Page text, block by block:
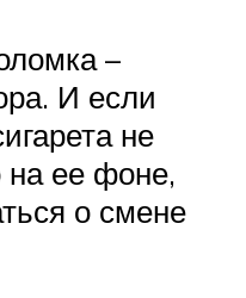
–
И если
не
на ее фоне,
о смене